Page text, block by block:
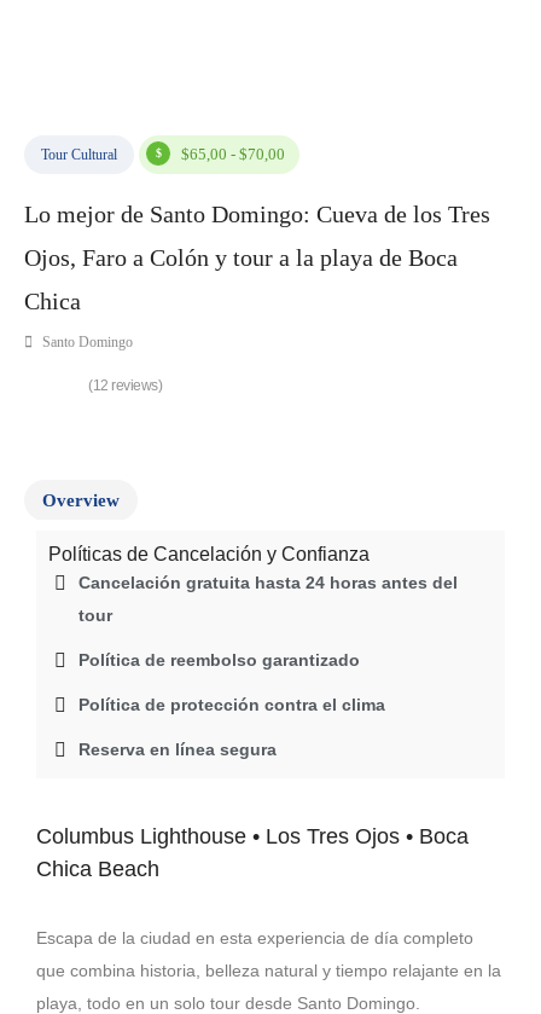
Tour Cultural $65,00 - $70,00
Lo mejor de Santo Domingo: Cueva de los Tres
Ojos, Faro a Colón y tour a la playa de Boca
Chica
Santo Domingo
(12 reviews)
Overview
Políticas de Cancelación y Confianza
Cancelación gratuita hasta 24 horas antes del
tour
Política de reembolso garantizado
Política de protección contra el clima
Reserva en línea segura
Columbus Lighthouse • Los Tres Ojos • Boca
Chica Beach
Escapa de la ciudad en esta experiencia de día completo
que combina historia, belleza natural y tiempo relajante en la
playa, todo en un solo tour desde Santo Domingo.